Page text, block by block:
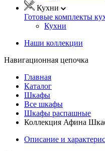
Кухни
Готовые комплекты
Кухни
Наши коллекции
Навигационная цепочка
Главная
Каталог
Шкафы
Все шкафы
Шкафы распашные
Коллекция Афина
Описание и